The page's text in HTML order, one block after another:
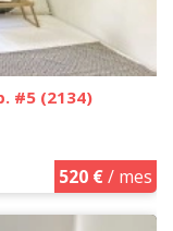
#5 (2134)
520 €/ mes